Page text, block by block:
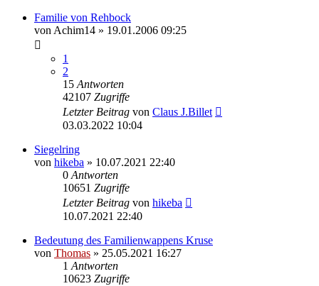
Familie von Rehbock
von Achim14 » 19.01.2006 09:25
1
2
15 Antworten
42107 Zugriffe
Letzter Beitrag von Claus J.Billet
03.03.2022 10:04
Siegelring
von hikeba » 10.07.2021 22:40
0 Antworten
10651 Zugriffe
Letzter Beitrag von hikeba
10.07.2021 22:40
Bedeutung des Familienwappens Kruse
von Thomas » 25.05.2021 16:27
1 Antworten
10623 Zugriffe